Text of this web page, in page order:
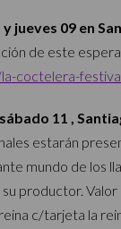
jueves 09 en
de este
coctelera-
11 ,
estarán
mundo de los
su productor.
c/tarjeta la